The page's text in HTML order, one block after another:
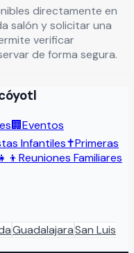
directamente en
salón y solicitar una
verificar
de forma segura.
🏢Eventos
Infantiles✝️Primeras
Reuniones Familiares
GuadalajaraSan Luis